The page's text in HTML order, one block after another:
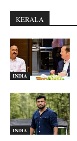
KERALA
INDIA
INDIA